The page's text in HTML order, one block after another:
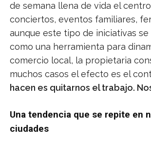
de semana llena de vida el
conciertos, eventos familiares,
aunque este tipo de iniciativas se
como una herramienta para
comercio local, la propietaria
muchos casos el efecto es el
hacen es quitarnos el trabajo.
Una tendencia que se repite en
ciudades